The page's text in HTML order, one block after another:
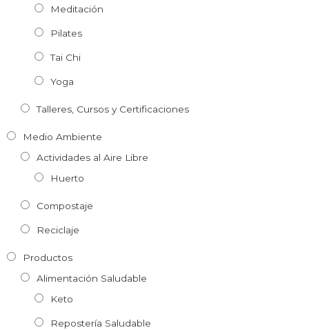
Meditación
Pilates
Tai Chi
Yoga
Talleres, Cursos y Certificaciones
Medio Ambiente
Actividades al Aire Libre
Huerto
Compostaje
Reciclaje
Productos
Alimentación Saludable
Keto
Repostería Saludable